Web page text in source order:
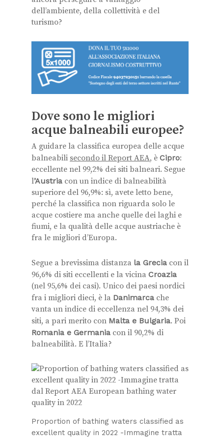
dell’ambiente, della collettività e del
turismo?
Dove sono le migliori
acque balneabili europee?
A guidare la classifica europea delle acque
balneabili secondo il Report AEA, è Cipro:
eccellente nel 99,2% dei siti balneari. Segue
l’Austria con un indice di balneabilità
superiore del 96,9%: sì, avete letto bene,
perché la classifica non riguarda solo le
acque costiere ma anche quelle dei laghi e
fiumi, e la qualità delle acque austriache è
fra le migliori d’Europa.
Segue a brevissima distanza la Grecia con il
96,6% di siti eccellenti e la vicina Croazia
(nel 95,6% dei casi). Unico dei paesi nordici
fra i migliori dieci, è la Danimarca che
vanta un indice di eccellenza nel 94,3% dei
siti, a pari merito con Malta e Bulgaria. Poi
Romania e Germania con il 90,2% di
balneabilità. E l’Italia?
Proportion of bathing waters classified as
excellent quality in 2022 -Immagine tratta